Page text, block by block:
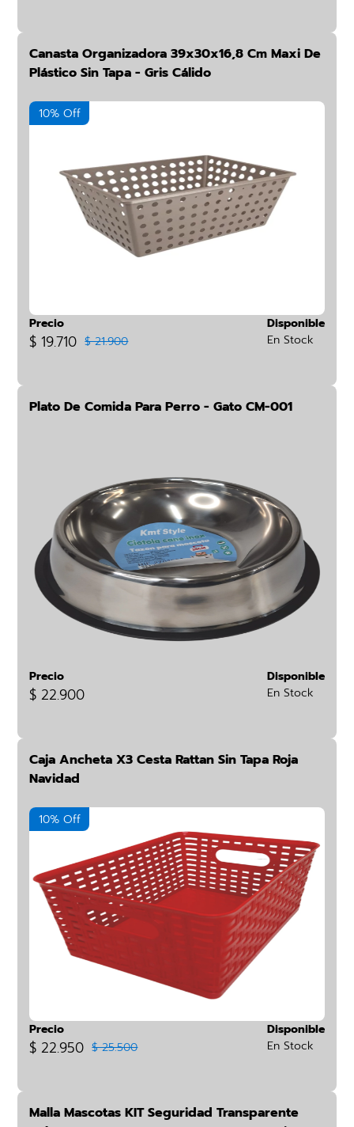
Canasta Organizadora 39x30x16,8 Cm Maxi De
Plástico Sin Tapa - Gris Cálido
10% Off
Precio
$ 19.710 $ 21.900
Disponible
En Stock
Plato De Comida Para Perro - Gato CM-001
Precio
$ 22.900
Disponible
En Stock
Caja Ancheta X3 Cesta Rattan Sin Tapa Roja
Navidad
10% Off
Precio
$ 22.950 $ 25.500
Disponible
En Stock
Malla Mascotas KIT Seguridad Transparente